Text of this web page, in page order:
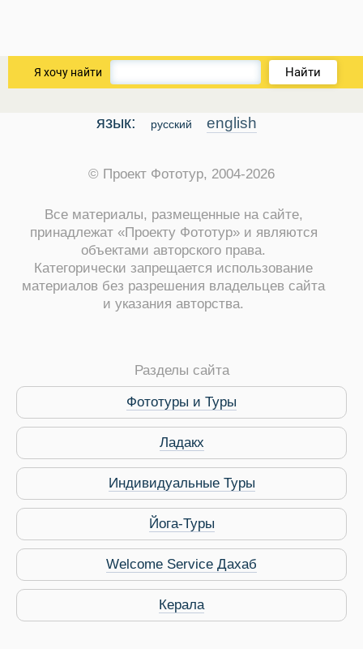
Виза в Индию
Я хочу найти Найти
язык: русский english
© Проект Фототур, 2004-2026
Все материалы, размещенные на сайте,
принадлежат «Проекту Фототур» и являются
объектами авторского права.
Категорически запрещается использование
материалов без разрешения владельцев сайта
и указания авторства.
Разделы сайта
Фототуры и Туры
Ладакх
Индивидуальные Туры
Йога-Туры
Welcome Service Дахаб
Керала